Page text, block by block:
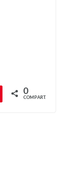
0
COMPART.